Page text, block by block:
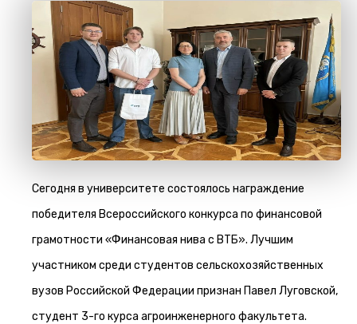
Сегодня в университете состоялось награждение
победителя Всероссийского конкурса по финансовой
грамотности «Финансовая нива с ВТБ». Лучшим
участником среди студентов сельскохозяйственных
вузов Российской Федерации признан Павел Луговской,
студент 3-го курса агроинженерного факультета.